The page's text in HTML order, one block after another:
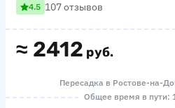
≈ 2412 руб.
4.5 107 отзывов
Пересадка в Ростове-на-
Общее время в пути: